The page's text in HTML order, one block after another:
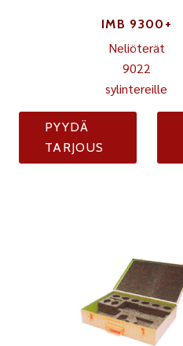
IMB 9300+
Neliöterät
9022
sylintereille
PYYDÄ
TARJOUS